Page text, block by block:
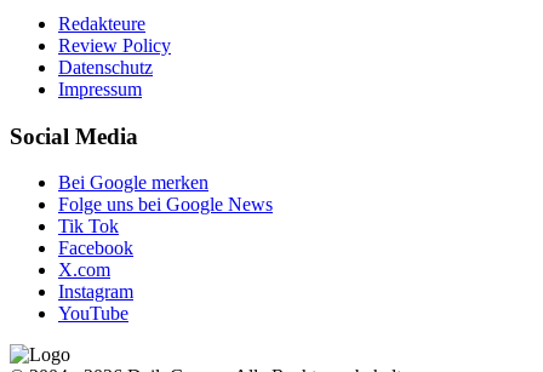
Redakteure
Review Policy
Datenschutz
Impressum
Social Media
Bei Google merken
Folge uns bei Google News
Tik Tok
Facebook
X.com
Instagram
YouTube